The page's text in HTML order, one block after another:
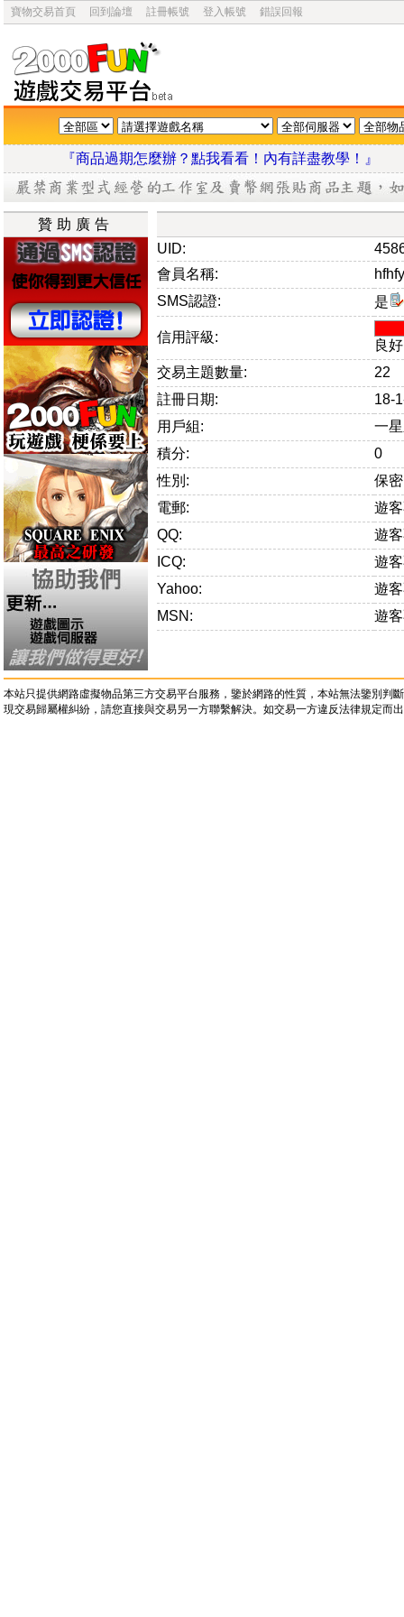
寶物交易首頁 回到論壇 註冊帳號 登入帳號 錯誤回報
『商品過期怎麼辦？點我看看！內有詳盡教學
贊助廣告
UID:
會員名稱:
SMS認證:
是
信用評級:
良
交易主題數量:
22
註冊日期:
18-
用戶組:
一
積分:
0
性別:
保密
電郵:
遊
QQ:
遊
ICQ:
遊
Yahoo:
遊
MSN:
遊
本站只提供網路虛擬物品第三方交易平台服務，鑒於網路的性質，本站無法鑒別
現交易歸屬權糾紛，請您直接與交易另一方聯繫解決。如交易一方違反法律規定